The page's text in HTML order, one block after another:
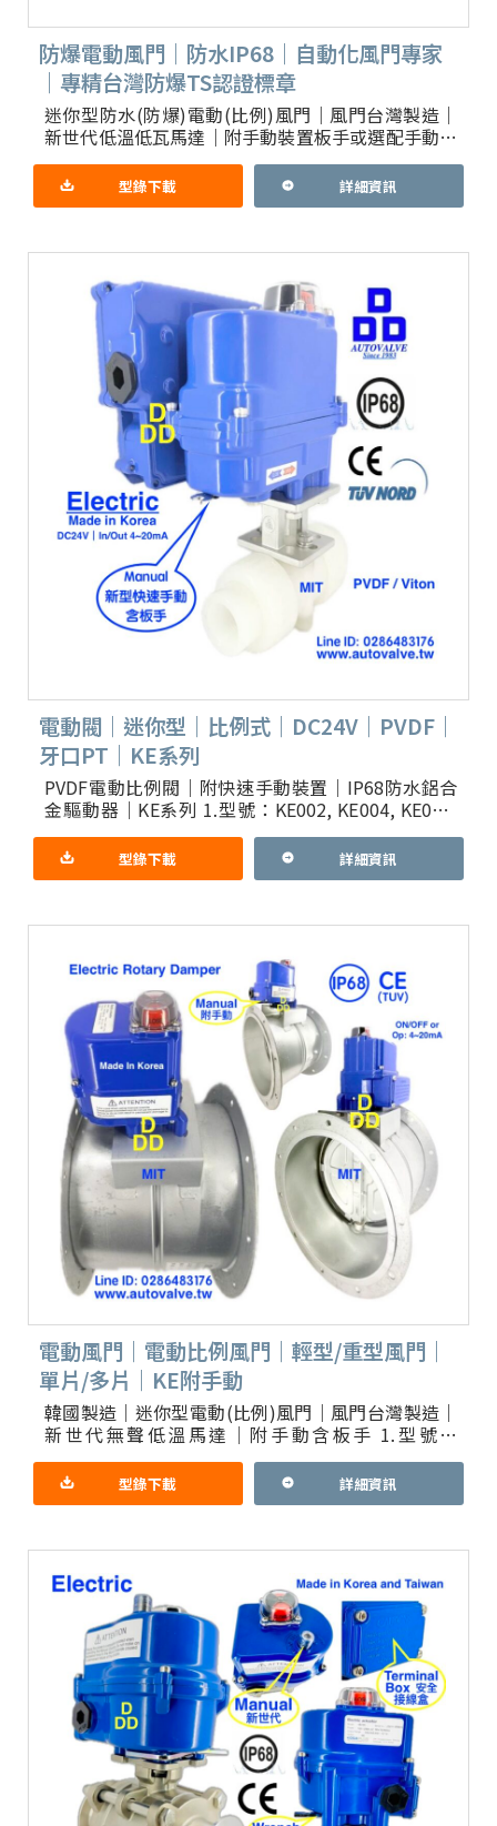
防爆電動風門｜防水IP68｜自動化風門專家
｜專精台灣防爆TS認證標章
迷你型防水(防爆)電動(比例)風門｜風門台灣製造｜
新世代低溫低瓦馬達｜附手動裝置板手或選配手動輪
防水型號：KE002，KE002-ALS，KE002-SMC，
型錄下載 詳細資訊
電動閥｜迷你型｜比例式｜DC24V｜PVDF｜
牙口PT｜KE系列
PVDF電動比例閥｜附快速手動裝置｜IP68防水鋁合
金驅動器｜KE系列 1.型號：KE002, KE004, KE005,
KE006, KE008, KE01
型錄下載 詳細資訊
電動風門｜電動比例風門｜輕型/重型風門｜
單片/多片｜KE附手動
韓國製造｜迷你型電動(比例)風門｜風門台灣製造｜
新世代無聲低溫馬達｜附手動含板手 1.型號：
KE002，KE002-ALS，KE002-SMC，KE004，KE
型錄下載 詳細資訊